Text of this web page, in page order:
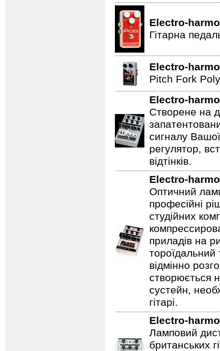
Electro-
Гітарна
Electro-
Pitch Fork
Electro-
Створене на
сигналу
регулятор,
відтінків.
Electro-
Оптичний
професійні
студійних
приладів на
відмінно
створюється
сустейн,
гітарі.
Electro-
Ламповий
британських